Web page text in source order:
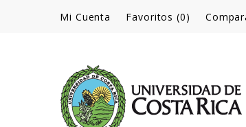
Mi Cuenta Favoritos (0)